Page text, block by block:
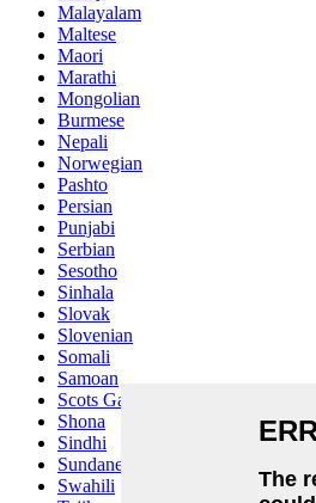
Malayalam
Maltese
Maori
Marathi
Mongolian
Burmese
Nepali
Norwegian
Pashto
Persian
Punjabi
Serbian
Sesotho
Sinhala
Slovak
Slovenian
Somali
Samoan
Scots Gaelic
Shona
Sindhi
Sundanese
Swahili